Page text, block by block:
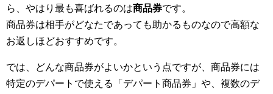
ら、やはり最も喜ばれるのは商品券です。
商品券は相手がどなたであっても助かるものなので高額な
お返しほどおすすめです。
では、どんな商品券がよいかという点ですが、商品券には
特定のデパートで使える「デパート商品券」や、複数のデ